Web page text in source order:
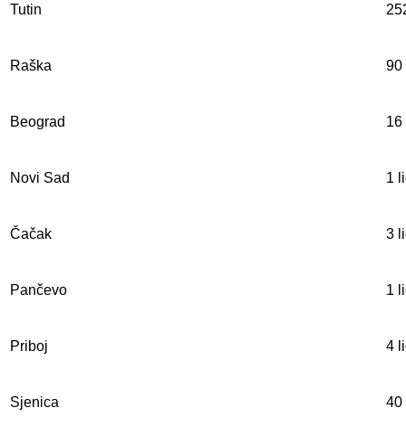
Tutin
Raška 90
Beograd 16
Novi Sad 1
Čačak 3
Pančevo 1
Priboj 4
Sjenica 40